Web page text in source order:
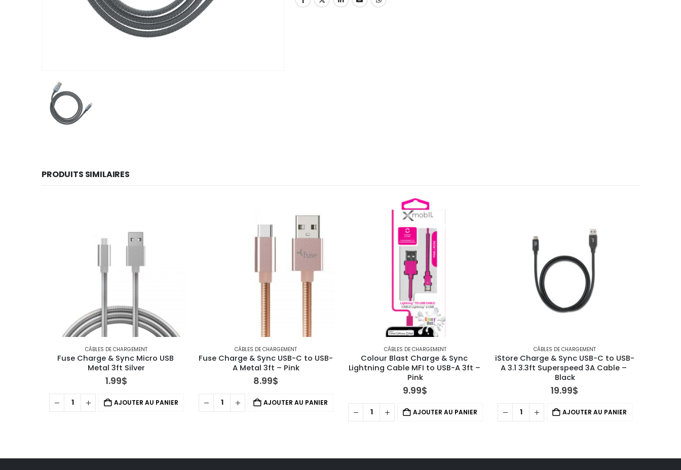
PRODUITS SIMILAIRES
CÂBLES DE CHARGEMENT
Fuse Charge & Sync Micro USB
Metal 3ft Silver
1.99$
AJOUTER AU PANIER
CÂBLES DE CHARGEMENT
Fuse Charge & Sync USB-C to USB-
A Metal 3ft – Pink
8.99$
AJOUTER AU PANIER
CÂBLES DE CHARGEMENT
Colour Blast Charge & Sync
Lightning Cable MFI to USB-A 3ft –
Pink
9.99$
AJOUTER AU PANIER
CÂBLES DE CHARGEMENT
iStore Charge & Sync USB-C to USB-
A 3.1 3.3ft Superspeed 3A Cable –
Black
19.99$
AJOUTER AU PANIER